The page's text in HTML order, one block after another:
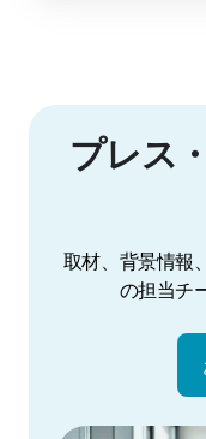
プレス
取材、背景情報
の担当チ